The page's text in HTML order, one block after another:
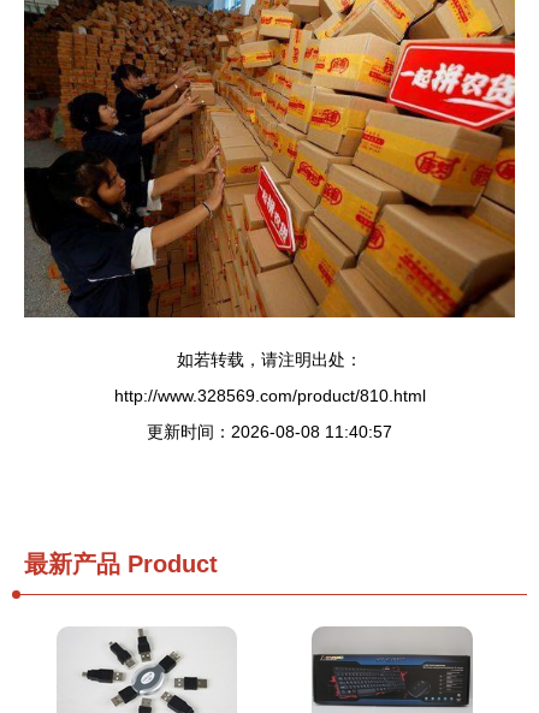
如若转载，请注明出处：
http://www.328569.com/product/810.html
更新时间：2026-08-08 11:40:57
最新产品 Product